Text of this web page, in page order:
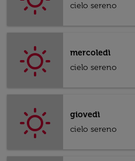
cielo sereno
mercoledì
cielo sereno
giovedì
cielo sereno